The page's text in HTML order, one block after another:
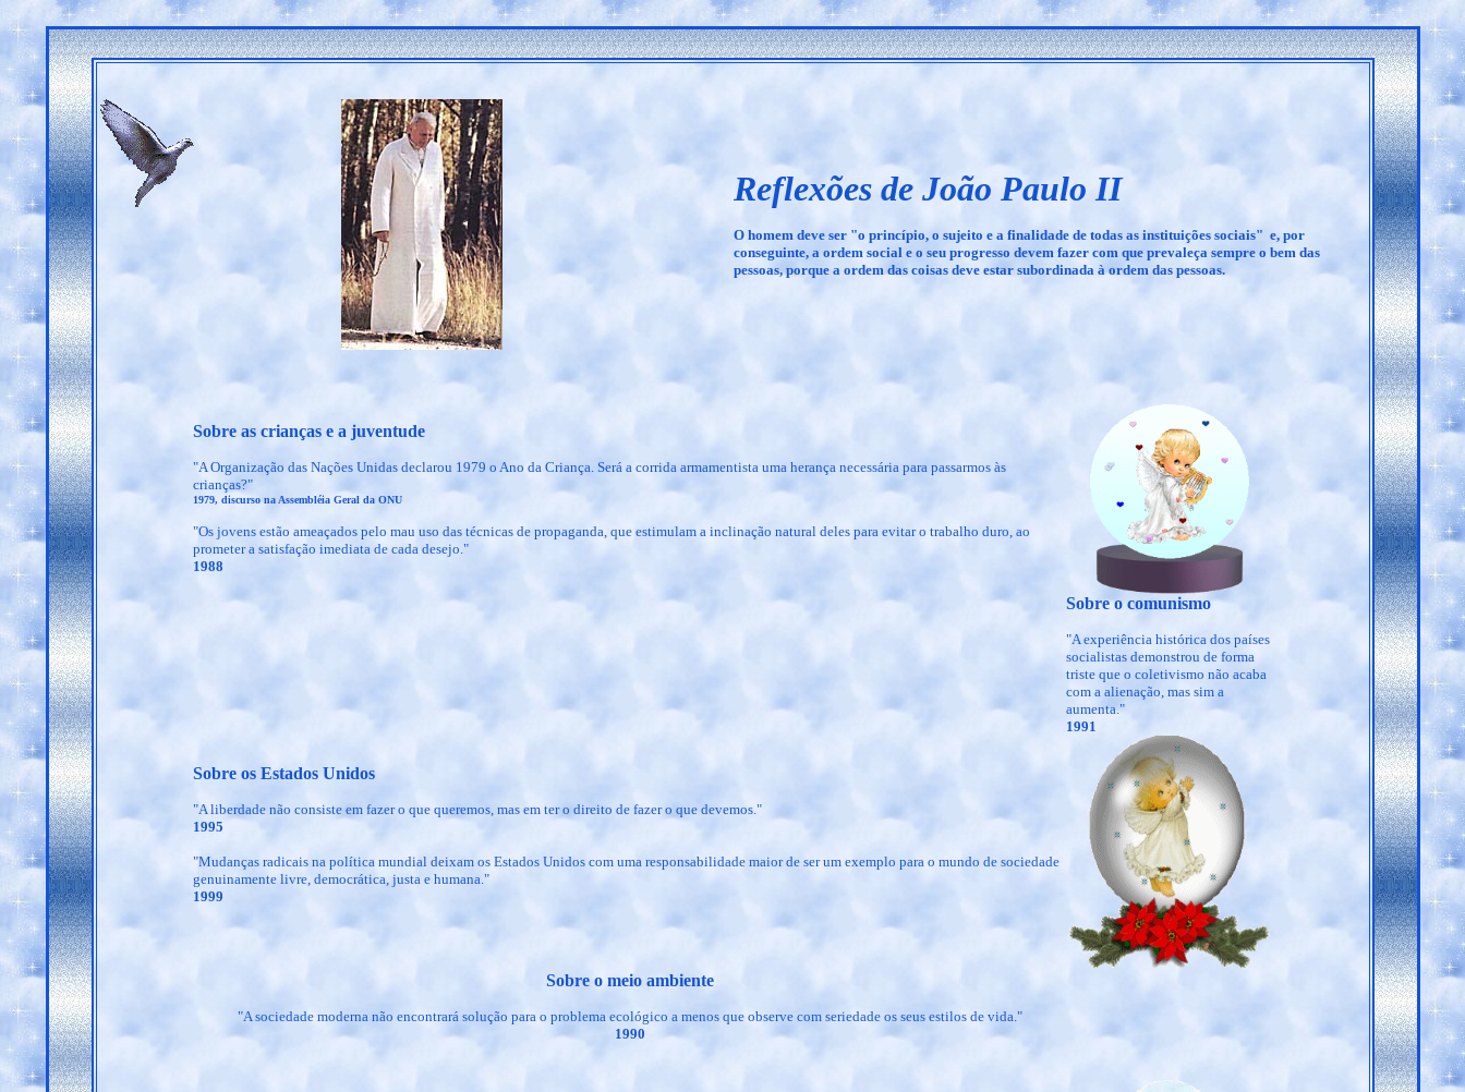
Reflexões de João Paulo II
O homem deve ser "o princípio, o sujeito e a finalidade de todas as instituições sociais" e, por
conseguinte, a ordem social e o seu progresso devem fazer com que prevaleça sempre o bem das
pessoas, porque a ordem das coisas deve estar subordinada à ordem das pessoas.
Sobre as crianças e a juventude
"A Organização das Nações Unidas declarou 1979 o Ano da Criança. Será a corrida armamentista uma herança necessária para passarmos às
crianças?"
1979, discurso na Assembléia Geral da ONU
"Os jovens estão ameaçados pelo mau uso das técnicas de propaganda, que estimulam a inclinação natural deles para evitar o trabalho duro, ao
prometer a satisfação imediata de cada desejo."
1988
Sobre o comunismo
"A experiência histórica dos países
socialistas demonstrou de forma
triste que o coletivismo não acaba
com a alienação, mas sim a
aumenta."
1991
Sobre os Estados Unidos
"A liberdade não consiste em fazer o que queremos, mas em ter o direito de fazer o que devemos."
1995
"Mudanças radicais na política mundial deixam os Estados Unidos com uma responsabilidade maior de ser um exemplo para o mundo de sociedade
genuinamente livre, democrática, justa e humana."
1999
Sobre o meio ambiente
"A sociedade moderna não encontrará solução para o problema ecológico a menos que observe com seriedade os seus estilos de vida."
1990